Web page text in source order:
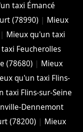
taxi Émancé
(78990) | Mieux
| Mieux qu'un taxi
Feucherolles
(78680) | Mieux
qu'un taxi Flins-
taxi Flins-sur-Seine
Dennemont
(78200) | Mieux